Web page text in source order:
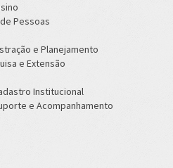
Pessoas
e Planejamento
e Extensão
Institucional
e Acompanhamento